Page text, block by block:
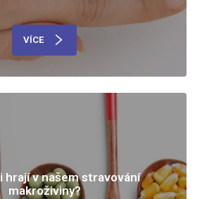
VÍCE
hrají v našem stravování
makroživiny?